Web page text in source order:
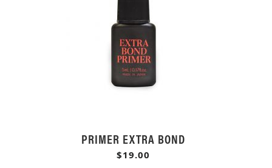
PRIMER EXTRA BOND
$19.00